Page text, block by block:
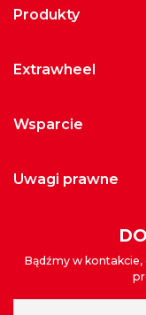
produkty
extrawheel
wsparcie
uwagi prawne
Bądźmy w